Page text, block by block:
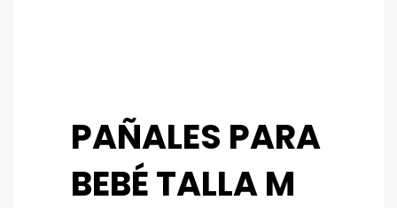
PAÑALES PARA
BEBÉ TALLA M